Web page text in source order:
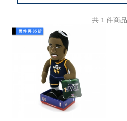
共 1 件商品